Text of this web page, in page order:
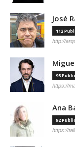
José
112
http://
95
https://
Ana
92
https://